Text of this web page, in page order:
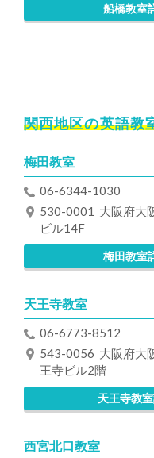
船橋教室
関西地区の英語教
梅田教室
06-6344-1030
530-0001 大阪府大
ビル14F
梅田教室
天王寺教室
06-6773-8512
543-0056 大阪府大
王寺ビル2階
天王寺教
西宮北口教室